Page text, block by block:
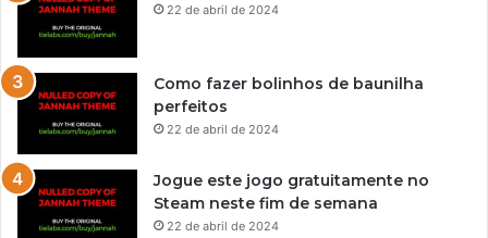
22 de abril de 2024
Como fazer bolinhos de baunilha
perfeitos
22 de abril de 2024
Jogue este jogo gratuitamente no
Steam neste fim de semana
22 de abril de 2024